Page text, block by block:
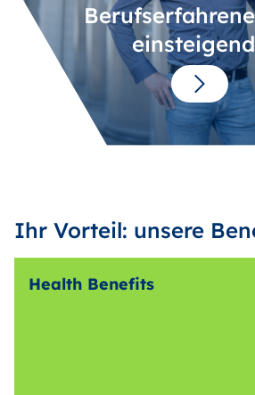
Ihr Vorteil: unsere
Health Benefits